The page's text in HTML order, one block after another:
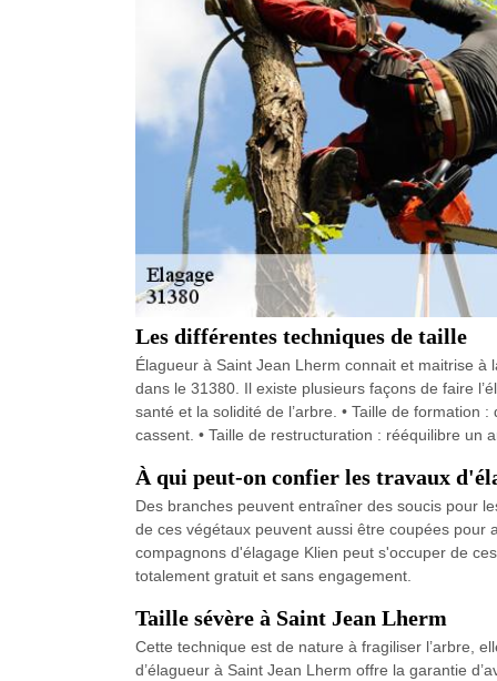
Les différentes techniques de taille
Élagueur à Saint Jean Lherm connait et maitrise à
dans le 31380. Il existe plusieurs façons de faire
santé et la solidité de l’arbre. • Taille de formation
cassent. • Taille de restructuration : rééquilibre un
À qui peut-on confier les travaux
Des branches peuvent entraîner des soucis pour
de ces végétaux peuvent aussi être coupées pour
compagnons d'élagage Klien peut s'occuper de
totalement gratuit et sans engagement.
Taille sévère à Saint Jean Lherm
Cette technique est de nature à fragiliser l’arbre,
d’élagueur à Saint Jean Lherm offre la garantie